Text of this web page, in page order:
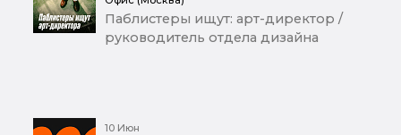
Паблистеры ищут: арт-директор /
руководитель отдела дизайна
10 Июн